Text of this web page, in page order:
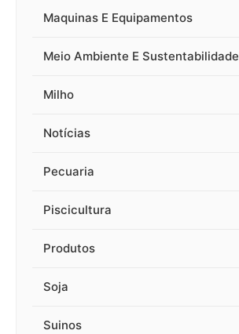
Maquinas E Equipamentos
Meio Ambiente E Sustentabilidade
Milho
Notícias
Pecuaria
Piscicultura
Produtos
Soja
Suinos